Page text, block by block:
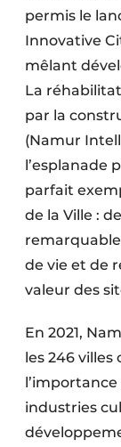
permis le
Innovative
mêlant
La
par la
(Namur
l’esplanade
parfait
de la Ville :
de vie et de
valeur des
En 2021,
les 246 villes
industries